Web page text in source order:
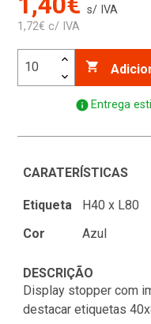
s/ IVA
1,72€ c/ IVA

info Entrega
CARATERÍSTICAS
Etiqueta
H40 x L80
Cor
Azul
DESCRIÇÃO
Display stopper com
destacar etiquetas